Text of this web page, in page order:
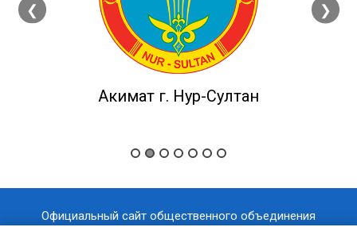
❮
Акимат г. Нур-Султан
❯
Официальный сайт общественного объединения